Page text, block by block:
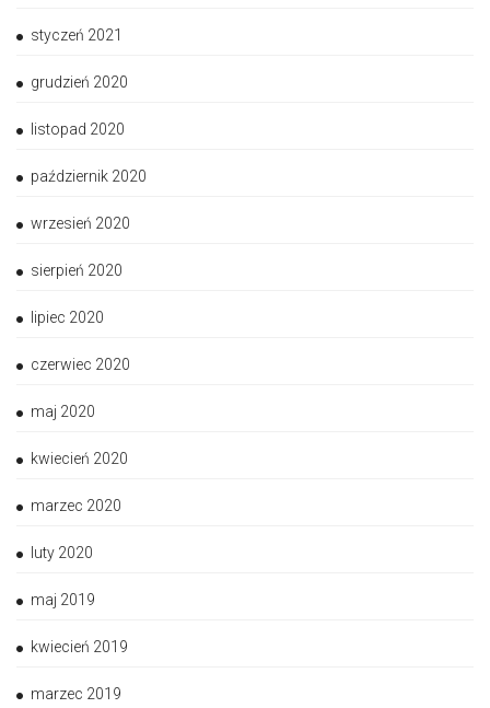
styczeń 2021
grudzień 2020
listopad 2020
październik 2020
wrzesień 2020
sierpień 2020
lipiec 2020
czerwiec 2020
maj 2020
kwiecień 2020
marzec 2020
luty 2020
maj 2019
kwiecień 2019
marzec 2019